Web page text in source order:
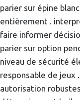
parier sur épine
entièrement .
faire informer
parier sur option
niveau de sécurité
responsable de jeux
autorisation